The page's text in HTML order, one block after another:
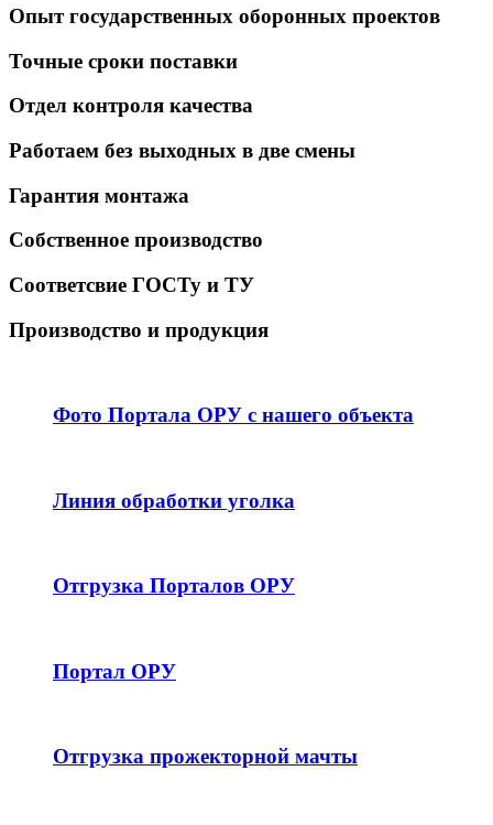
Опыт государственных оборонных проектов
Точные сроки поставки
Отдел контроля качества
Работаем без выходных в две смены
Гарантия монтажа
Собственное производство
Соответсвие ГОСТу и ТУ
Производство и продукция
Фото Портала ОРУ с нашего объекта
Линия обработки уголка
Отгрузка Порталов ОРУ
Портал ОРУ
Отгрузка прожекторной мачты